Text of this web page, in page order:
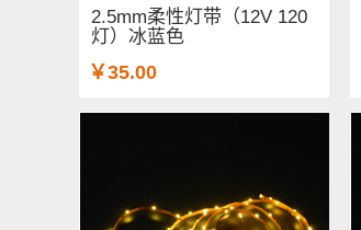
2.5mm柔性灯带（12V 120
灯）冰蓝色
￥35.00